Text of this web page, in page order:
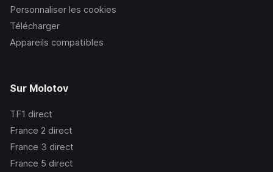
Personnaliser les cookies
Télécharger
Appareils compatibles
Sur Molotov
TF1 direct
France 2 direct
France 3 direct
France 5 direct